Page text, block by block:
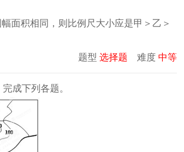
面积相同，则比例尺大小应是甲＞乙＞
题型 选择题 难度 中等
成下列各题。